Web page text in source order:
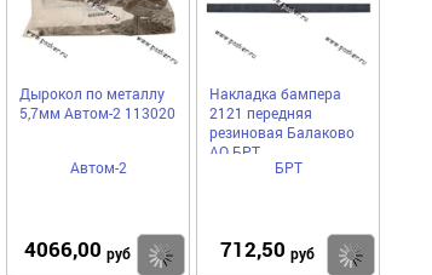
Дырокол по металлу
5,7мм Автом-2 113020
Автом-2
4066,00 руб Купить
Накладка бампера
2121 передняя
резиновая Балаково
АО БРТ
БРТ
712,50 руб